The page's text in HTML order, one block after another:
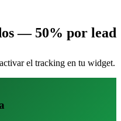
— 50% por lead
el tracking en tu widget.